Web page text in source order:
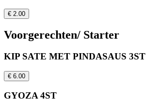
€ 2.00
Voorgerechten/ Starter
KIP SATE MET PINDASAUS 3ST
€ 6.00
GYOZA 4ST